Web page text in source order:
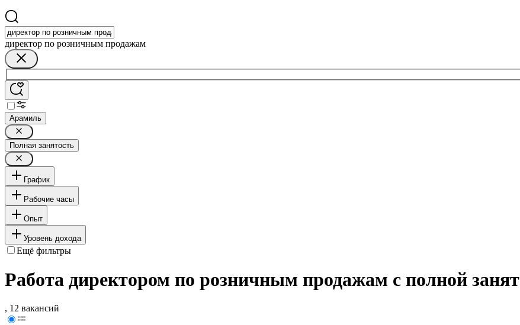
директор по розничным продажам
Арамиль
Полная занятость
График
Рабочие часы
Опыт
Уровень дохода
Ещё фильтры
Работа директором по розничным продажам с полной
, 12 вакансий